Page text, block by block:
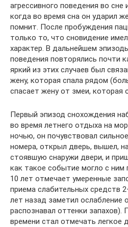
агрессивного поведения во сне
когда во время сна он ударил
помнит. После пробуждения
только то, что сновидение
характер. В дальнейшем
поведения повторялись почти
яркий из этих случаев был
жену, которая спала рядом
спасает жену от змеи, которая
Первый эпизод снохождения
во время летнего отдыха на
ночью, он почувствовал
номера, открыл дверь, вышел,
стоявшую снаружи двери, и
как такое событие могло с ним
10 лет отмечает умеренные
приема слабительных средств
лет назад заметил ослабление
распознавал оттенки запахов).
времени стал отмечать легкое